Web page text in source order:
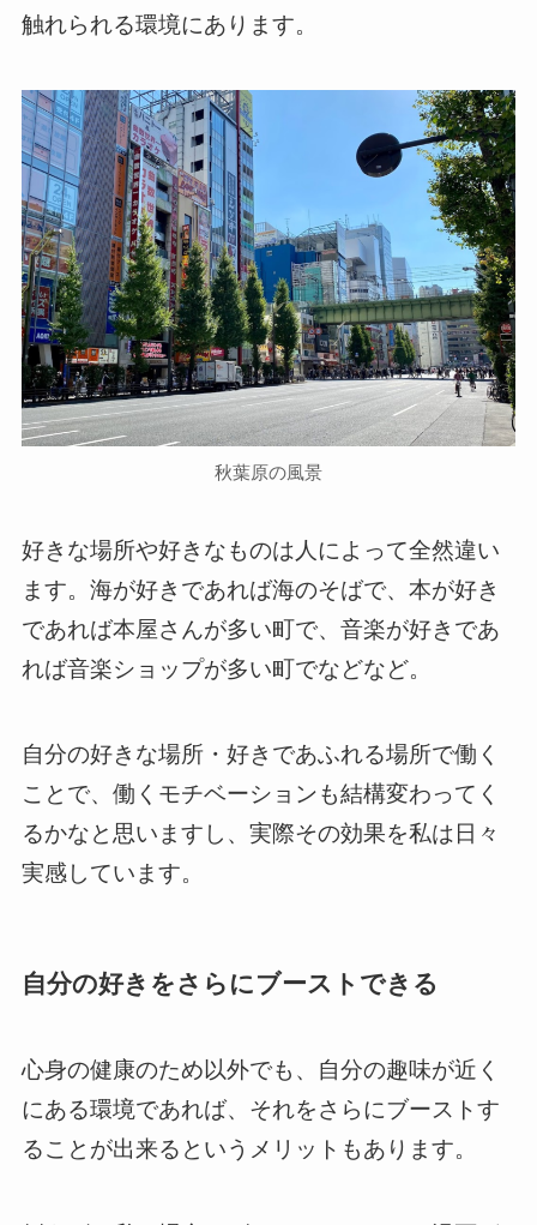
触れられる環境にあります。
秋葉原の風景
好きな場所や好きなものは人によって全然違い
ます。海が好きであれば海のそばで、本が好き
であれば本屋さんが多い町で、音楽が好きであ
れば音楽ショップが多い町でなどなど。
自分の好きな場所・好きであふれる場所で働く
ことで、働くモチベーションも結構変わってく
るかなと思いますし、実際その効果を私は日々
実感しています。
自分の好きをさらにブーストできる
心身の健康のため以外でも、自分の趣味が近く
にある環境であれば、それをさらにブーストす
ることが出来るというメリットもあります。